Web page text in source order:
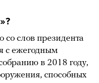
со слов президента
с ежегодным
в 2018 году,
способных